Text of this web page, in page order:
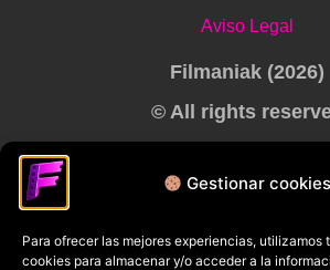
Gestionar cookies
Para ofrecer las mejores experiencias, utilizamos
cookies para almacenar y/o acceder a la
Aviso Legal
Filmaniak (2026)
© All rights